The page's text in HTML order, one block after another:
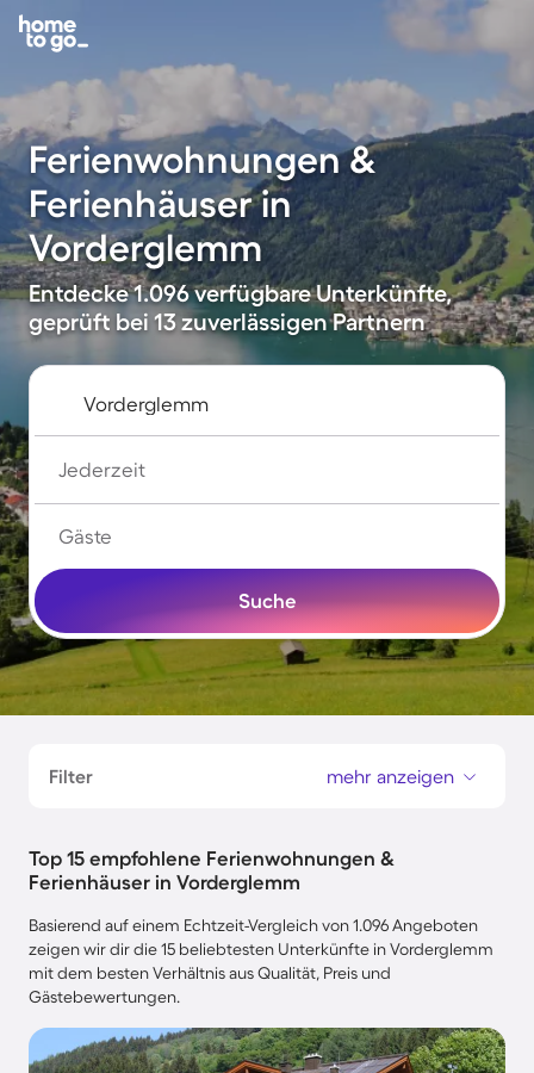
Ferienwohnungen &
Ferienhäuser in
Vorderglemm
Entdecke 1.096 verfügbare Unterkünfte,
geprüft bei 13 zuverlässigen Partnern
Jederzeit
Gäste
Suche
Filter mehr anzeigen
Top 15 empfohlene Ferienwohnungen &
Ferienhäuser in Vorderglemm
Basierend auf einem Echtzeit-Vergleich von 1.096 Angeboten
zeigen wir dir die 15 beliebtesten Unterkünfte in Vorderglemm
mit dem besten Verhältnis aus Qualität, Preis und
Gästebewertungen.